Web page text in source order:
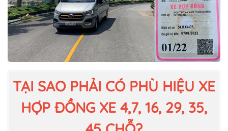
TẠI SAO PHẢI CÓ PHÙ HIỆU XE
HỢP ĐỒNG XE 4,7, 16, 29, 35,